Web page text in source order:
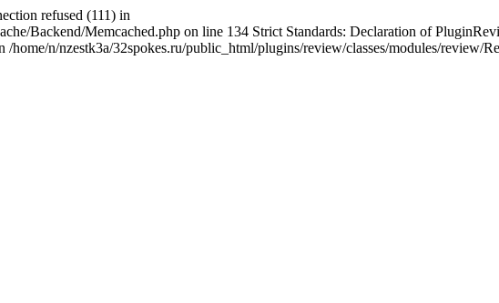
refused (111) in
Backend/Memcached.php on line 134 Strict Standards: Declaration of
n/nzestk3a/32spokes.ru/public_html/plugins/review/classes/modules/review/